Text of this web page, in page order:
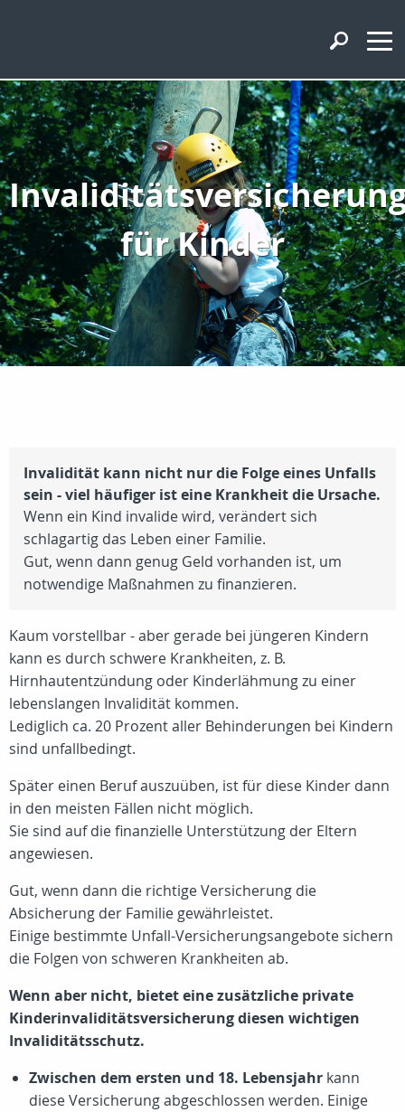
für Kinder
Invalidität kann nicht nur die Folge eines Unfalls
sein - viel häufiger ist eine Krankheit die Ursache.
Wenn ein Kind invalide wird, verändert sich
schlagartig das Leben einer Familie.
Gut, wenn dann genug Geld vorhanden ist, um
notwendige Maßnahmen zu finanzieren.
Kaum vorstellbar - aber gerade bei jüngeren Kindern
kann es durch schwere Krankheiten, z. B.
Hirnhautentzündung oder Kinderlähmung zu einer
lebenslangen Invalidität kommen.
Lediglich ca. 20 Prozentaller Behinderungen bei Kindern
sind unfallbedingt.
Später einen Beruf auszuüben, ist für diese Kinder dann
in den meisten Fällen nicht möglich.
Sie sind auf die finanzielle Unterstützung der Eltern
angewiesen.
Gut, wenn dann die richtige Versicherung die
Absicherung der Familie gewährleistet.
Einige bestimmte Unfall-Versicherungsangebote sichern
die Folgen von schweren Krankheiten ab.
Wenn aber nicht, bietet eine zusätzliche private
Kinderinvaliditätsversicherung diesen wichtigen
Invaliditätsschutz.
Zwischen dem ersten und 18. Lebensjahr kann
diese Versicherung abgeschlossen werden. Einige